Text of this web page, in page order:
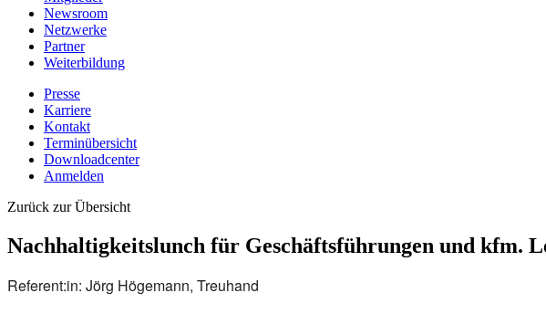
Newsroom
Netzwerke
Partner
Weiterbildung
Presse
Karriere
Kontakt
Terminübersicht
Downloadcenter
Anmelden
Zurück zur Übersicht
Nachhaltigkeitslunch für Geschäftsführungen und kfm.
Referent:in: Jörg Högemann, Treuhand